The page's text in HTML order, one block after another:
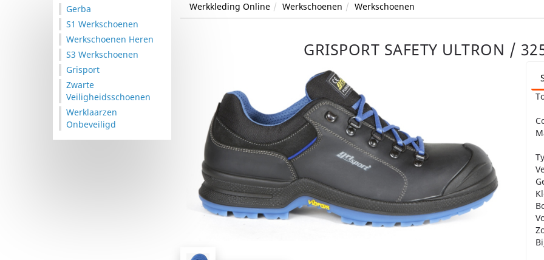
Werkkleding Online Werkschoenen Werkschoenen
GRISPORT SAFETY ULTRON /
Gerba
S1 Werkschoenen
Werkschoenen Heren
S3 Werkschoenen
Grisport
Zwarte
Veiligheidsschoenen
Werklaarzen
Onbeveiligd